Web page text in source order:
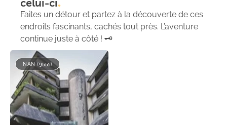
Faites un détour et partez à la découverte de ces
endroits fascinants, cachés tout près. L’aventure
continue juste à côté ! 🗝️
NAN (9555)